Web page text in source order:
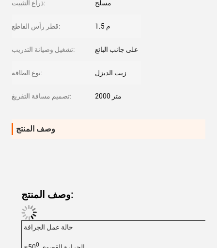
ذراع التثبيت: مسلح
قطر رأس القاطع: 1.5 م
تشغيل وصيانة التدريب: على جانب البائع
نوع الطاقة: زيت الديزل
تصميم مسافة التفريغ: 2000 متر
وصف المنتج
وصف المنتج:
حالة عمل الجرافة
0